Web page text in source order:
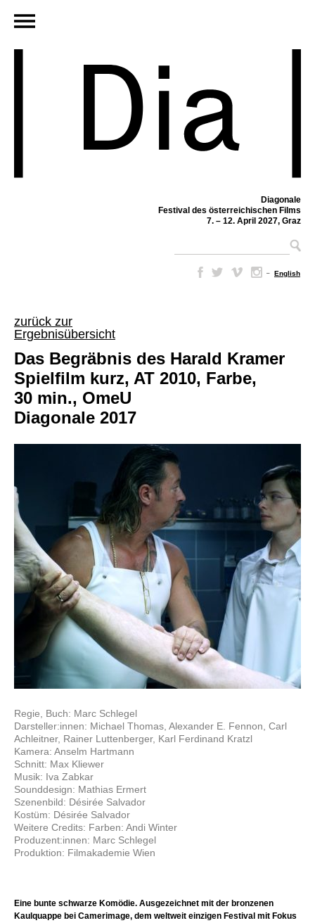
Diagonale
Festival des österreichischen Films
7. – 12. April 2027, Graz
– English
zurück zur
Ergebnisübersicht
Das Begräbnis des Harald Kramer
Spielfilm kurz, AT 2010, Farbe,
30 min., OmeU
Diagonale 2017
Regie, Buch: Marc Schlegel
Darsteller:innen: Michael Thomas, Alexander E. Fennon, Carl
Achleitner, Rainer Luttenberger, Karl Ferdinand Kratzl
Kamera: Anselm Hartmann
Schnitt: Max Kliewer
Musik: Iva Zabkar
Sounddesign: Mathias Ermert
Szenenbild: Désirée Salvador
Kostüm: Désirée Salvador
Weitere Credits: Farben: Andi Winter
Produzent:innen: Marc Schlegel
Produktion: Filmakademie Wien
Eine bunte schwarze Komödie. Ausgezeichnet mit der bronzenen
Kaulquappe bei Camerimage, dem weltweit einzigen Festival mit Fokus